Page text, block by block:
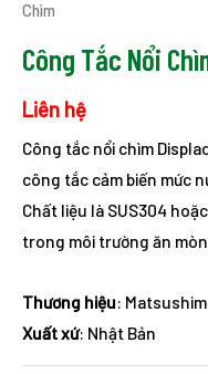
Chìm
Công Tắc Nổi
Liên hệ
Công tắc nổi chìm
công tắc cảm biến mức
Chất liệu là SUS304
trong môi trường ăn mòn.
Thương hiệu:
Xuất xứ: Nhật Bản